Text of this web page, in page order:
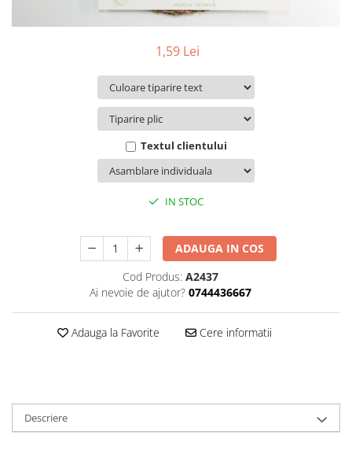
Pungi si cutii prajituri
Cutii flori de hartie
Aranjamente tematice
2020 Craciun si Anul Nou
Toamna și Halloween
Buchete extravagante
1,59 Lei
Textul clientului
IN STOC
ADAUGA IN COS
Cod Produs: A2437
Ai nevoie de ajutor? 0744436667
Adauga la Favorite Cere informatii
Descriere